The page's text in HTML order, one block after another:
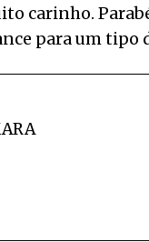
carinho.
para um tipo